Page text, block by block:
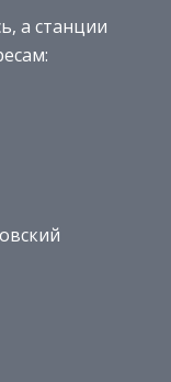
а станции